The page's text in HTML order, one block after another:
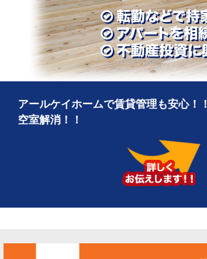
アールケイホームで賃貸管理も安心！！
空室解消！！